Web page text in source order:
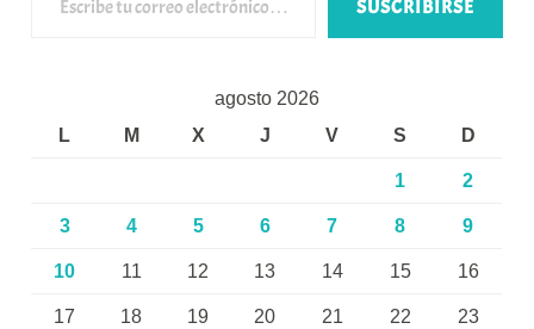
SUSCRIBIRSE
agosto 2026
L
M X J V S D
1 2
3 4 5 6 7 8 9
10 11 12 13 14 15 16
17 18 19 20 21 22 23